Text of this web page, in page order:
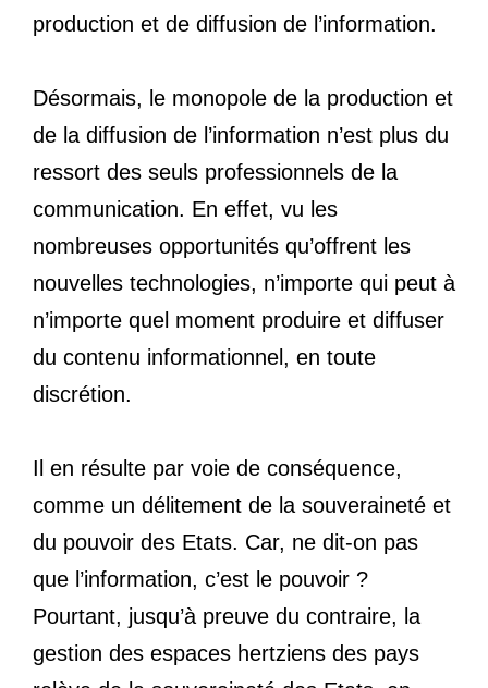
production et de diffusion de l’information.
Désormais, le monopole de la production et
de la diffusion de l’information n’est plus du
ressort des seuls professionnels de la
communication. En effet, vu les
nombreuses opportunités qu’offrent les
nouvelles technologies, n’importe qui peut à
n’importe quel moment produire et diffuser
du contenu informationnel, en toute
discrétion.
Il en résulte par voie de conséquence,
comme un délitement de la souveraineté et
du pouvoir des Etats. Car, ne dit-on pas
que l’information, c’est le pouvoir ?
Pourtant, jusqu’à preuve du contraire, la
gestion des espaces hertziens des pays